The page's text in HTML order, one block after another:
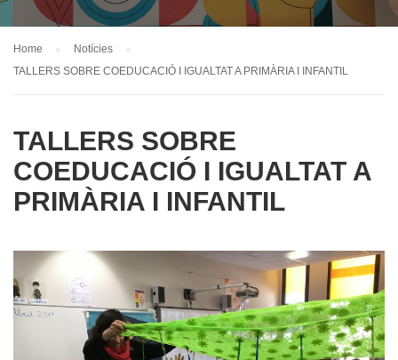
Home
Notícies
TALLERS SOBRE COEDUCACIÓ I IGUALTAT A PRIMÀRIA I INFANTIL
TALLERS SOBRE
COEDUCACIÓ I IGUALTAT A
PRIMÀRIA I INFANTIL